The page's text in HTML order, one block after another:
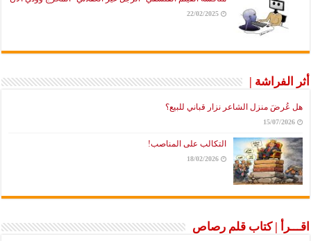
22/02/2025
أثر الفراشة |
هل عُرضَ منزل الشاعر نزار قباني للبيع؟
15/07/2026
التكالب على المناصب!
18/02/2026
اقـــرأ | كتاب قلم رصاص